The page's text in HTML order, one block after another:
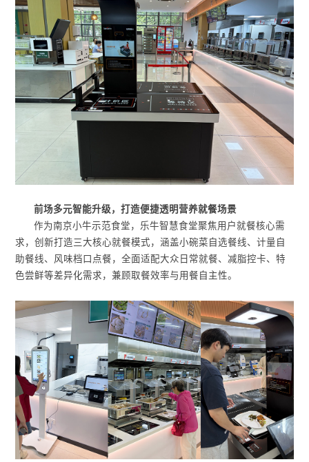
前场多元智能升级，打造便捷透明营养就餐场景
作为南京小牛示范食堂，乐牛智慧食堂聚焦用户就餐核心需
求，创新打造三大核心就餐模式，涵盖小碗菜自选餐线、计量自
助餐线、风味档口点餐，全面适配大众日常就餐、减脂控卡、特
色尝鲜等差异化需求，兼顾取餐效率与用餐自主性。